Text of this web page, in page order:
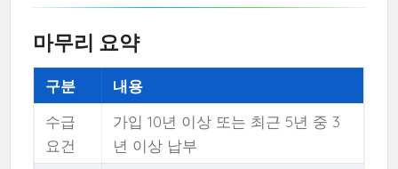
마무리 요약
구분
내용
수급
요건
가입 10년 이상 또는 최근 5년 중 3
년 이상 납부